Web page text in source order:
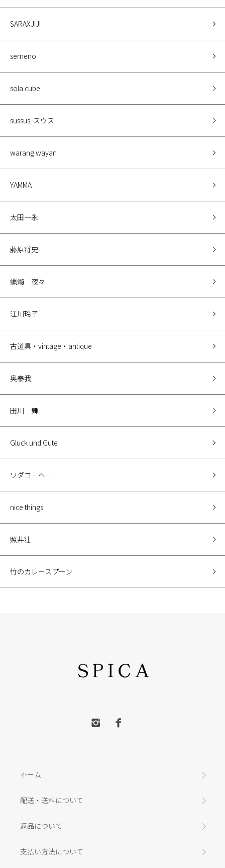
SARAXJIJI
semeno
sola cube
sussus. スウス
warang wayan
YAMMA
太田一永
藤原将史
蝋燭 夜々
江川玲子
古道具・vintage・antique
奥泰我
田川 舞
Gluck und Gute
ワダコーヘー
nice things.
照井壮
竹のカレースプーン
ホーム
配送・送料について
返品について
支払い方法について